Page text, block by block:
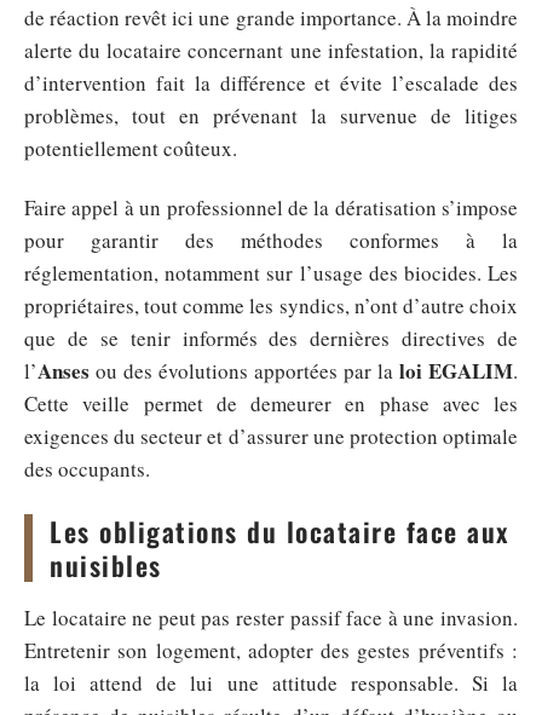
de réaction revêt ici une grande importance. À la moindre
alerte du locataire concernant une infestation, la rapidité
d’intervention fait la différence et évite l’escalade des
problèmes, tout en prévenant la survenue de litiges
potentiellement coûteux.
Faire appel à un professionnel de la dératisation s’impose
pour garantir des méthodes conformes à la
réglementation, notamment sur l’usage des biocides. Les
propriétaires, tout comme les syndics, n’ont d’autre choix
que de se tenir informés des dernières directives de
l’Anses ou des évolutions apportées par la loi EGALIM.
Cette veille permet de demeurer en phase avec les
exigences du secteur et d’assurer une protection optimale
des occupants.
Les obligations du locataire face aux
nuisibles
Le locataire ne peut pas rester passif face à une invasion.
Entretenir son logement, adopter des gestes préventifs :
la loi attend de lui une attitude responsable. Si la